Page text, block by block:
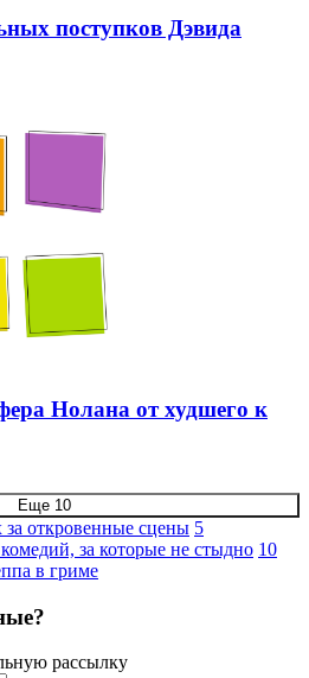
поступков Дэвида
Нолана от худшего к
Еще 10
откровенные сцены 5
за которые не стыдно 10
в гриме
рассылку